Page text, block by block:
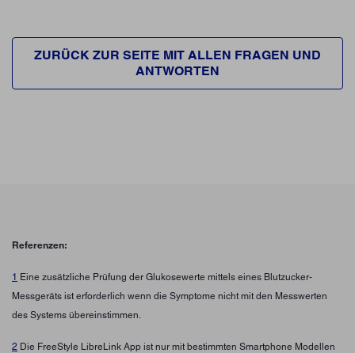
ZURÜCK ZUR SEITE MIT ALLEN FRAGEN UND
ANTWORTEN
Referenzen:
1 Eine zusätzliche Prüfung der Glukosewerte mittels eines Blutzucker-
Messgeräts ist erforderlich wenn die Symptome nicht mit den Messwerten
des Systems übereinstimmen.
2 Die FreeStyle LibreLink App ist nur mit bestimmten Smartphone Modellen